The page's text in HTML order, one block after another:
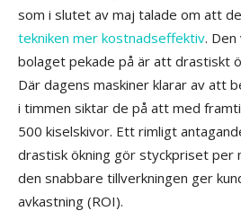
som i slutet av maj talade om att de
tekniken mer kostnadseffektiv.
bolaget pekade på är att drastiskt
Där dagens maskiner klarar av att
i timmen siktar de på att med
500 kiselskivor. Ett rimligt
drastisk ökning gör styckpriset per
den snabbare tillverkningen ger
avkastning (ROI).